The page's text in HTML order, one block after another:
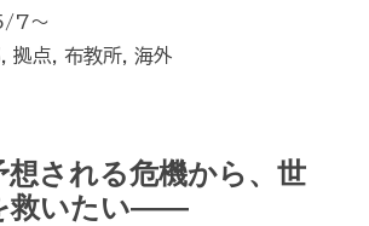
7～
, 拠点, 布教所, 海外
想される危機から、世
救いたい――